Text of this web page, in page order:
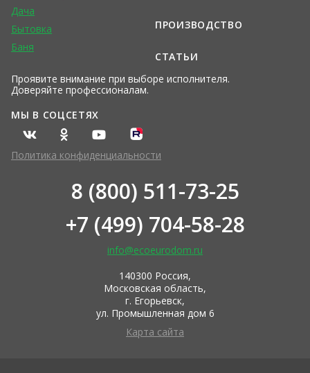
Дача
Бытовка
Баня
Проявите внимание при выборе исполнителя.
Доверяйте профессионалам.
ПРОИЗВОДСТВО
СТАТЬИ
МЫ В СОЦСЕТЯХ
Политика конфиденциальности
8 (800) 511-73-25
+7 (499) 704-58-28
info@ecoeurodom.ru
140300 Россия,
Московская область,
г. Егорьевск,
ул. Промышленная дом 6
Карта сайта